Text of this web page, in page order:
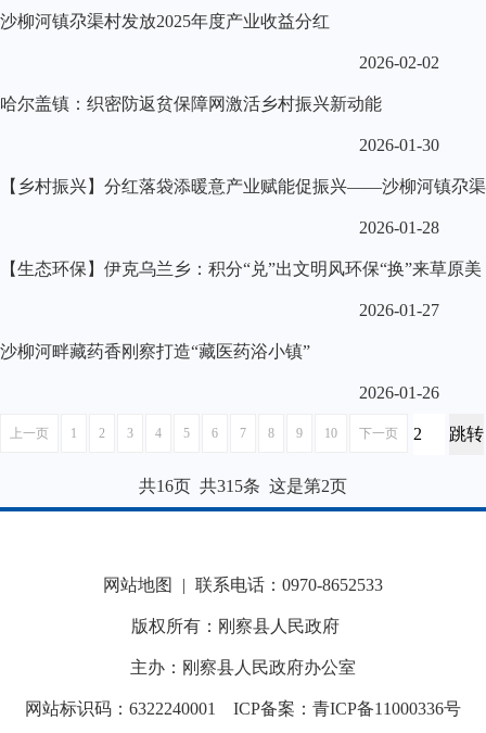
沙柳河镇尕渠村发放2025年度产业收益分红
2026-02-02
哈尔盖镇：织密防返贫保障网激活乡村振兴新动能
2026-01-30
【乡村振兴】分红落袋添暖意产业赋能促振兴——沙柳河镇尕
2026-01-28
【生态环保】伊克乌兰乡：积分“兑”出文明风环保“换”来草原美
2026-01-27
沙柳河畔藏药香刚察打造“藏医药浴小镇”
2026-01-26
上一页 1 2 3 4 5 6 7 8 9 10 下一页
共16页 共315条 这是第2页
网站地图 | 联系电话：0970-8652533
版权所有：刚察县人民政府
主办：刚察县人民政府办公室
网站标识码：6322240001 ICP备案：青ICP备11000336号